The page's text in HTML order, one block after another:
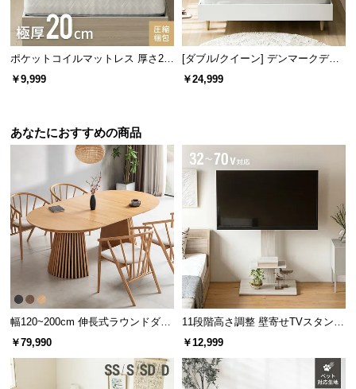
ポケットコイルマットレス 厚さ20
cm S/SD/D/Q/K
￥9,999
[ダブル/クイーン] デンマークデザ
イン ベッドフレーム 木目調
￥24,999
あなたにおすすめの商品
幅120~200cm 伸長式ラウンドダイ
ニングテーブル 6人掛け 天然木突
￥79,990
11段階高さ調整 壁寄せTVスタンド
キャスター付き 上下左右角度調節
￥12,999